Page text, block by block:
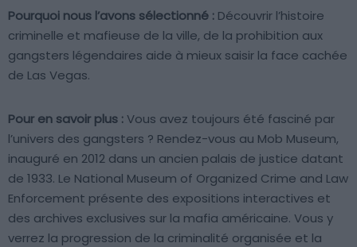
Pourquoi nous l’avons sélectionné : Découvrir l’histoire
criminelle et mafieuse de la ville, de la prohibition aux
gangsters légendaires aide à mieux saisir la face cachée
de Las Vegas.
Pour en savoir plus :Vous avez toujours été fasciné par
l’univers des gangsters ? Rendez-vous au Mob Museum,
inauguré en 2012 dans un ancien palais de justice datant
de 1933. Le National Museum of Organized Crime and Law
Enforcement présente des expositions interactives et
des archives exclusives sur la mafia américaine. Vous y
verrez la progression de la criminalité organisée et la